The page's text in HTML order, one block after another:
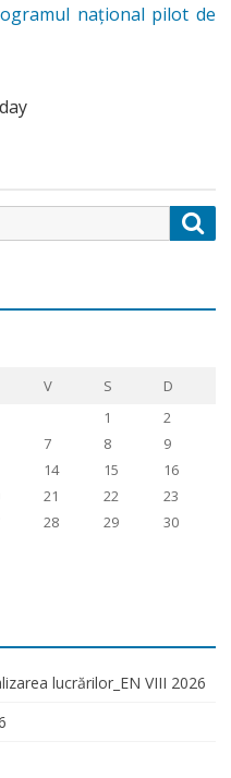
național pilot de
V S
D
1
2
7 8
9
14 15
16
21 22
23
28 29
30
lucrărilor_EN VIII 2026